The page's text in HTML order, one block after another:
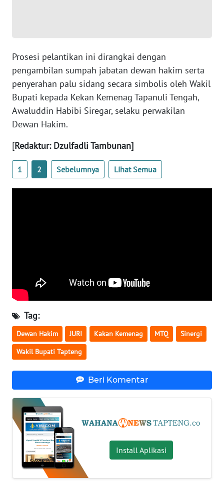
Prosesi pelantikan ini dirangkai dengan
pengambilan sumpah jabatan dewan hakim serta
penyerahan palu sidang secara simbolis oleh Wakil
Bupati kepada Kekan Kemenag Tapanuli Tengah,
Awaluddin Habibi Siregar, selaku perwakilan
Dewan Hakim.
[Redaktur: Dzulfadli Tambunan]
1 2 Sebelumnya Lihat Semua
Tag:
Dewan Hakim JURI Kakan Kemenag MTQ Sinergi
Wakil Bupati Tapteng
Beri Komentar
Install Aplikasi
PAPUA
BARAT
WN
RIAU
SERAMBI
JAMBI
WN
SULTENG
WN
SULBAR
WN
WN
SUMBAR
WN
SUMSEL
WN
BENGKULU